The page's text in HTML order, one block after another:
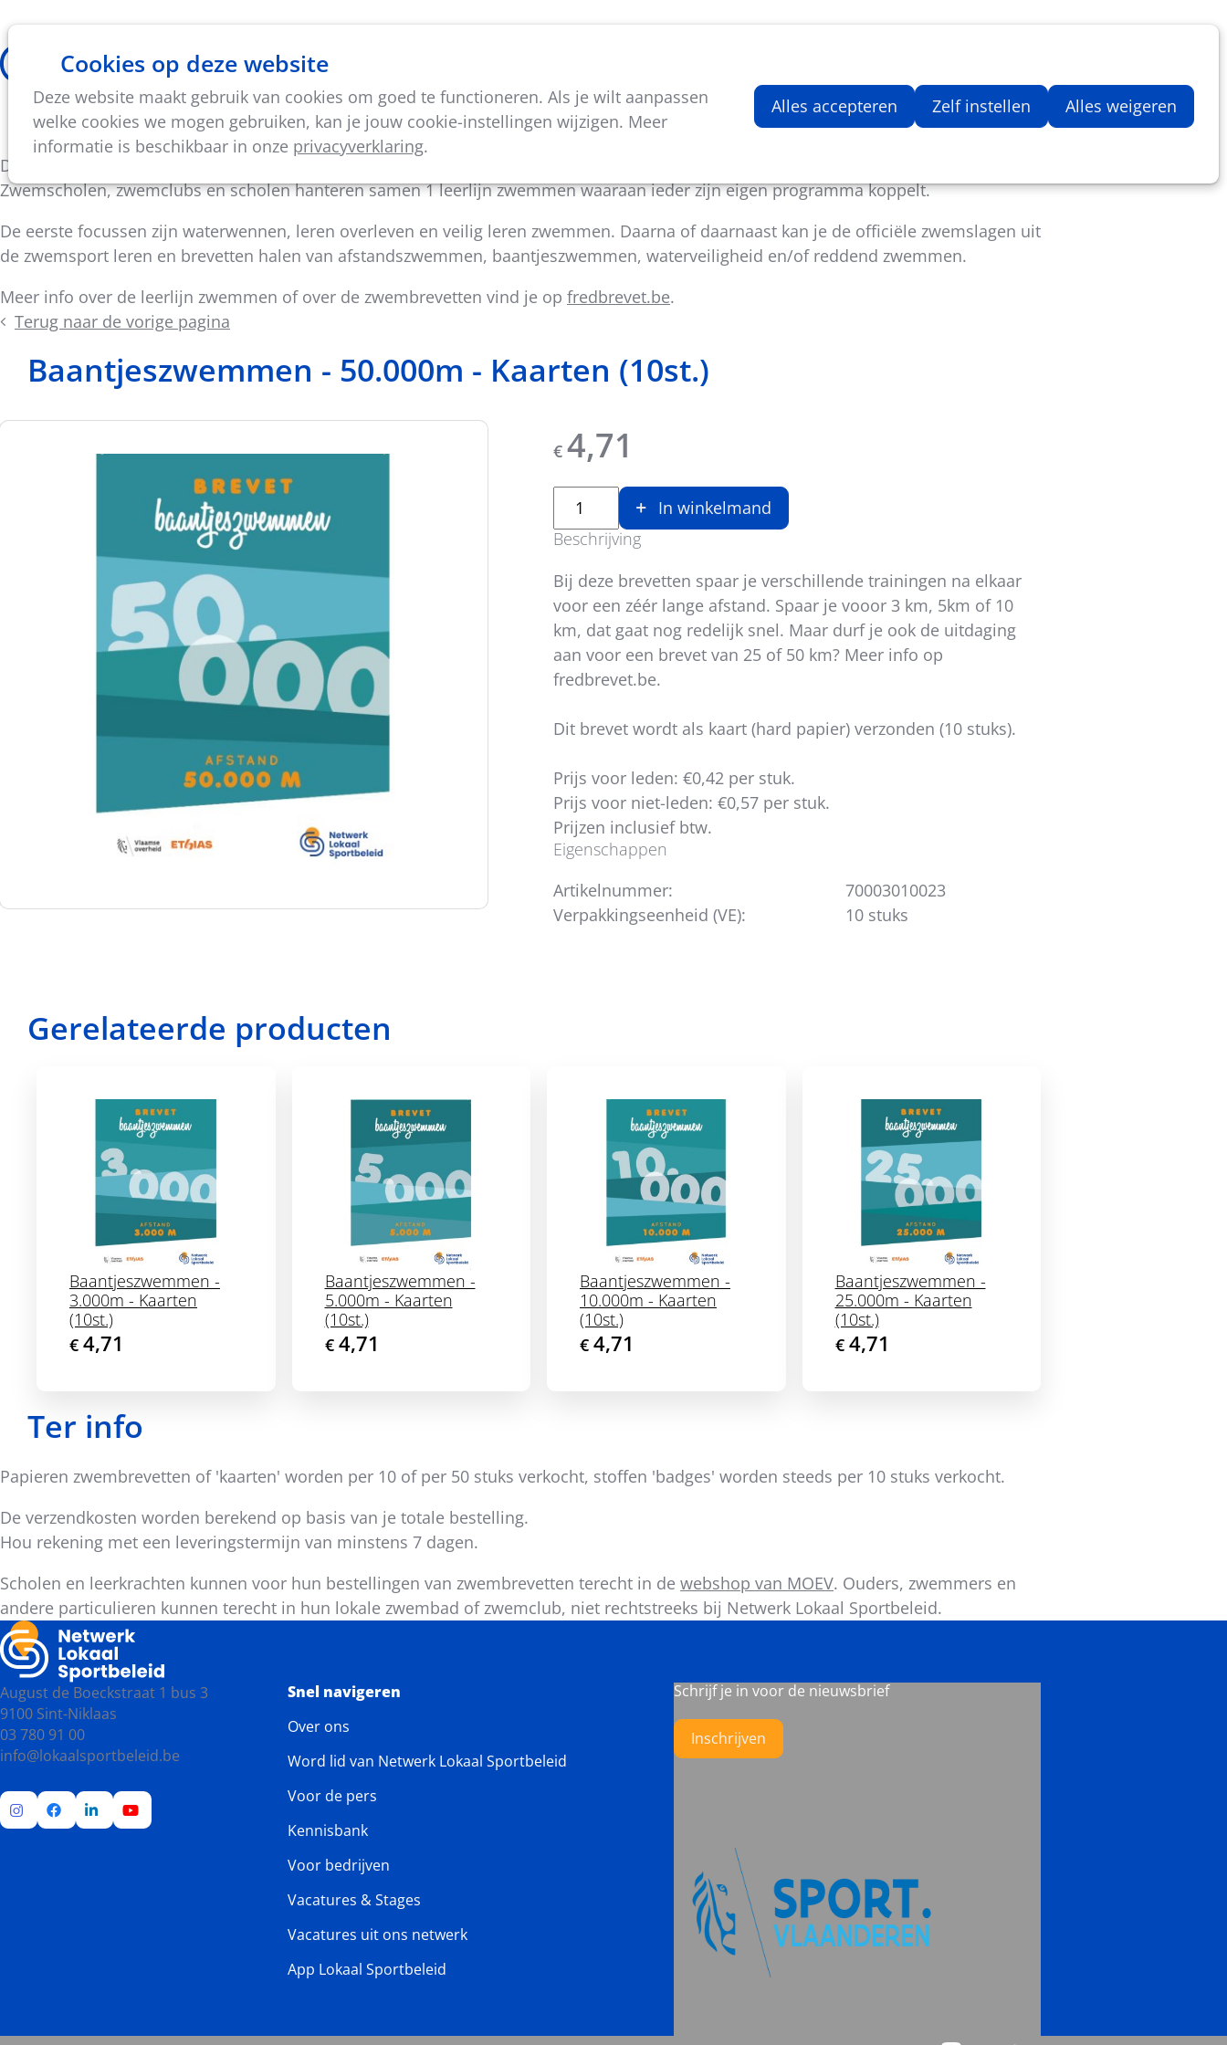
Cookies op deze website
Deze website maakt gebruik van cookies om goed te functioneren. Als je wilt aanpassen
welke cookies we mogen gebruiken, kan je jouw cookie-instellingen wijzigen. Meer
informatie is beschikbaar in onze privacyverklaring.
Alles accepteren Zelf instellen Alles weigeren
Thema's Vorming & activiteiten
Aantal artikelen in
Onze zwembrevetten
De zwembrevetten van Fred Brevet zijn voor lesgevers eenvoudige en onderbouwde tools voor een vlot zwemonderricht.
Zwemscholen, zwemclubs en scholen hanteren samen 1 leerlijn zwemmen waaraan ieder zijn eigen programma koppelt.
De eerste focussen zijn waterwennen, leren overleven en veilig leren zwemmen. Daarna of daarnaast kan je de officiële zwemslagen uit
de zwemsport leren en brevetten halen van afstandszwemmen, baantjeszwemmen, waterveiligheid en/of reddend zwemmen.
Meer info over de leerlijn zwemmen of over de zwembrevetten vind je op fredbrevet.be.
Terug naar de vorige pagina
Baantjeszwemmen - 50.000m - Kaarten (10st.)
€ 4,71
In winkelmand
Beschrijving
Bij deze brevetten spaar je verschillende trainingen na elkaar
voor een zéér lange afstand. Spaar je vooor 3 km, 5km of 10
km, dat gaat nog redelijk snel. Maar durf je ook de uitdaging
aan voor een brevet van 25 of 50 km? Meer info op
fredbrevet.be.
Dit brevet wordt als kaart (hard papier) verzonden (10 stuks).
Prijs voor leden: €0,42 per stuk.
Prijs voor niet-leden: €0,57 per stuk.
Prijzen inclusief btw.
Eigenschappen
Artikelnummer:
70003010023
Verpakkingseenheid (VE):
10 stuks
Gerelateerde producten
Baantjeszwemmen -
3.000m - Kaarten
(10st.)
€ 4,71
Baantjeszwemmen -
5.000m - Kaarten
(10st.)
€ 4,71
Baantjeszwemmen -
10.000m - Kaarten
(10st.)
€ 4,71
Baantjeszwemmen -
25.000m - Kaarten
(10st.)
€ 4,71
Ter info
Papieren zwembrevetten of 'kaarten' worden per 10 of per 50 stuks verkocht, stoffen 'badges' worden steeds per 10 stuks verkocht.
De verzendkosten worden berekend op basis van je totale bestelling.
Hou rekening met een leveringstermijn van minstens 7 dagen.
Scholen en leerkrachten kunnen voor hun bestellingen van zwembrevetten terecht in de webshop van MOEV. Ouders, zwemmers en
andere particulieren kunnen terecht in hun lokale zwembad of zwemclub, niet rechtstreeks bij Netwerk Lokaal Sportbeleid.
August de Boeckstraat 1 bus 3
9100 Sint-Niklaas
03 780 91 00
info@lokaalsportbeleid.be
Snel navigeren
Over ons
Word lid van Netwerk Lokaal Sportbeleid
Voor de pers
Kennisbank
Voor bedrijven
Vacatures & Stages
Vacatures uit ons netwerk
App Lokaal Sportbeleid
Schrijf je in voor de nieuwsbrief
Inschrijven